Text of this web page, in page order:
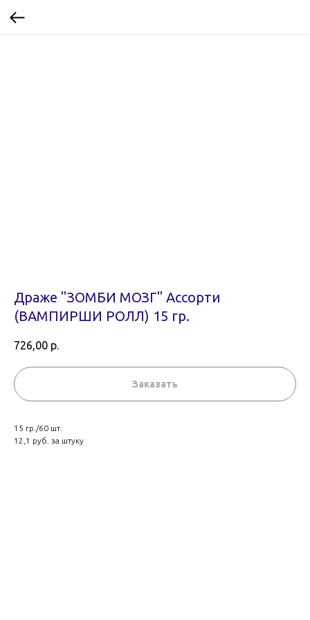
Драже "ЗОМБИ МОЗГ" Ассорти
(ВАМПИРШИ РОЛЛ) 15 гр.
726,00 р.
Заказать
15 гр./60 шт.
12,1 руб. за штуку